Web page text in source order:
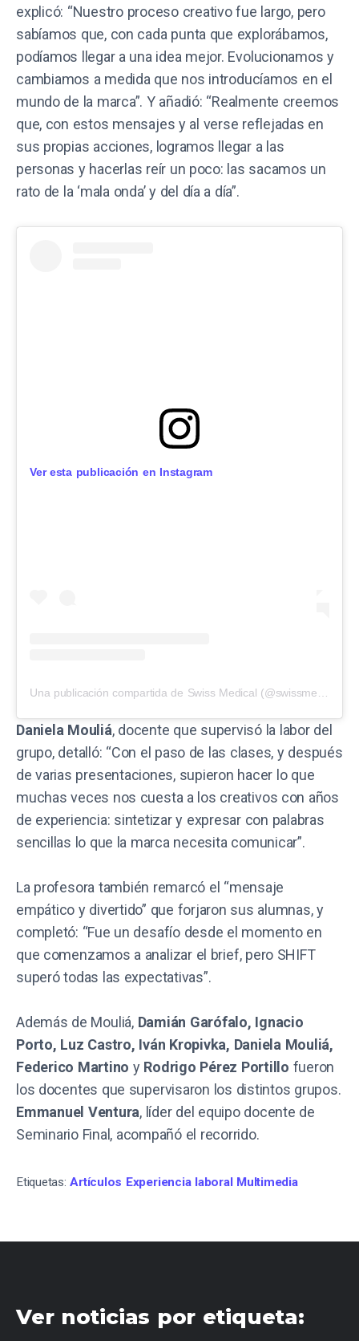
explicó: “Nuestro proceso creativo fue largo, pero
sabíamos que, con cada punta que explorábamos,
podíamos llegar a una idea mejor. Evolucionamos y
cambiamos a medida que nos introducíamos en el
mundo de la marca”. Y añadió: “Realmente creemos
que, con estos mensajes y al verse reflejadas en
sus propias acciones, logramos llegar a las
personas y hacerlas reír un poco: las sacamos un
rato de la ‘mala onda’ y del día a día”.
Ver esta publicación en Instagram
Daniela Mouliá, docente que supervisó la labor del
grupo, detalló: “Con el paso de las clases, y después
de varias presentaciones, supieron hacer lo que
muchas veces nos cuesta a los creativos con años
de experiencia: sintetizar y expresar con palabras
sencillas lo que la marca necesita comunicar”.
La profesora también remarcó el “mensaje
empático y divertido” que forjaron sus alumnas, y
completó: “Fue un desafío desde el momento en
que comenzamos a analizar el brief, pero SHIFT
superó todas las expectativas”.
Además de Mouliá, Damián Garófalo, Ignacio
Porto, Luz Castro, Iván Kropivka, Daniela Mouliá,
Federico Martino yRodrigo Pérez Portillo fueron
los docentes que supervisaron los distintos grupos.
Emmanuel Ventura, líder del equipo docente de
Seminario Final, acompañó el recorrido.
Etiquetas:Artículos Experiencia laboral Multimedia
Ver noticias por etiqueta: